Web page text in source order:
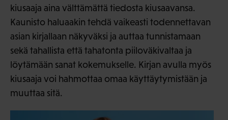
kiusaaja aina välttämättä tiedosta kiusaavansa.
Kaunisto haluaakin tehdä vaikeasti todennettavan
asian kirjallaan näkyväksi ja auttaa tunnistamaan
sekä tahallista että tahatonta piiloväkivaltaa ja
löytämään sanat kokemukselle. Kirjan avulla myös
kiusaaja voi hahmottaa omaa käyttäytymistään ja
muuttaa sitä.